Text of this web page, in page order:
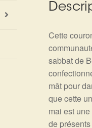
Cette
sabbat de
mât pour
que cette
mai est
de